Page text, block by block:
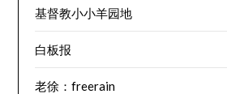
基督教小小羊园地
白板报
老徐：freerain